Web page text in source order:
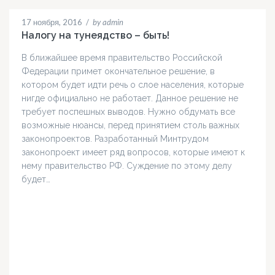
17 ноября, 2016 / by admin
Налогу на тунеядство – быть!
В ближайшее время правительство Российской
Федерации примет окончательное решение, в
котором будет идти речь о слое населения, которые
нигде официально не работает. Данное решение не
требует поспешных выводов. Нужно обдумать все
возможные нюансы, перед принятием столь важных
законопроектов. Разработанный Минтрудом
законопроект имеет ряд вопросов, которые имеют к
нему правительство РФ. Суждение по этому делу
будет…